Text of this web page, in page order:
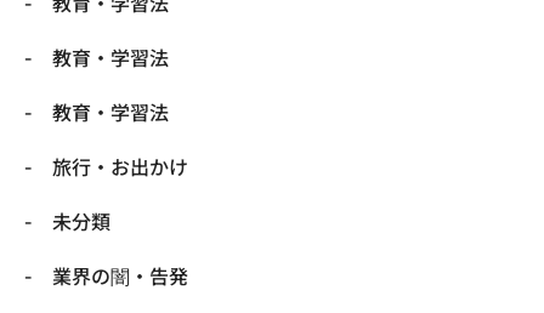
教育・学習法
教育・学習法
旅行・お出かけ
未分類
業界の闇・告発